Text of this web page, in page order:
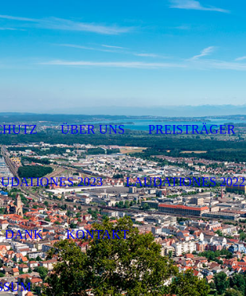
ÜBER UNS PREISTRÄGER
2023 LAUDATIONES 2022
DANK KONTAKT